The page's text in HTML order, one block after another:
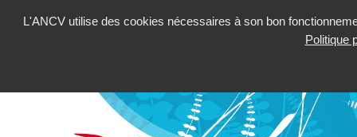
L'ANCV utilise des cookies nécessaires à son bon
Politique